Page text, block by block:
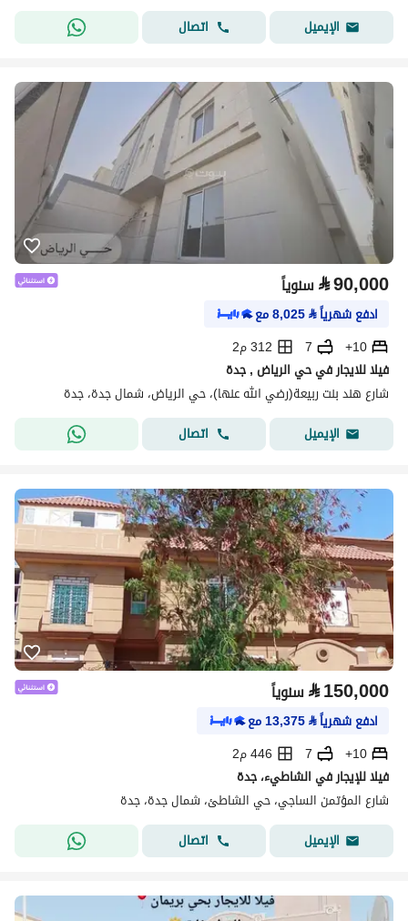
الإيميل
اتصال
⃁90,000 سنوياً
ادفع شهرياً⃁
8,025مع
10+
7
312 م2
فيلا للايجار في حي الرياض , جدة
شارع هند بنت ربيعة(رضي الله عنها)، حي الرياض، شمال جدة، جدة
الإيميل
اتصال
⃁150,000 سنوياً
ادفع شهرياً⃁
13,375مع
10+
7
446 م2
فيلا للإيجار في الشاطيء، جدة
شارع المؤتمن الساجي، حي الشاطئ، شمال جدة، جدة
الإيميل
اتصال